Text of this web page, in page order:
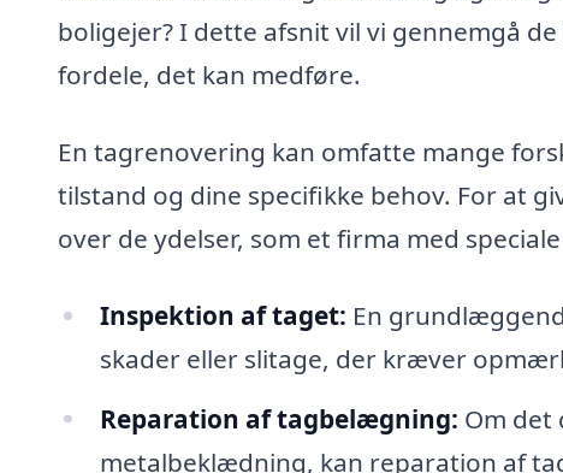
boligejer? I dette afsnit vil vi gennemgå
fordele, det kan medføre.
En tagrenovering kan omfatte mange
tilstand og dine specifikke behov. For at
over de ydelser, som et firma med
Inspektion af taget: En
skader eller slitage, der kræver
Reparation af tagbelægning: Om det
metalbeklædning, kan reparation af